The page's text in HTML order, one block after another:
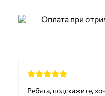
Оплата при
Ребята, подскажите,